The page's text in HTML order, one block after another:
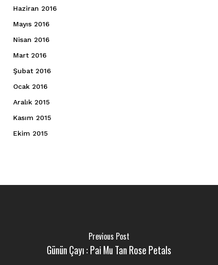
Haziran 2016
Mayıs 2016
Nisan 2016
Mart 2016
Şubat 2016
Ocak 2016
Aralık 2015
Kasım 2015
Ekim 2015
Previous Post
Günün Çayı : Pai Mu Tan Rose Petals